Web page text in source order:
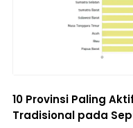
10 Provinsi Paling
Tradisional pada